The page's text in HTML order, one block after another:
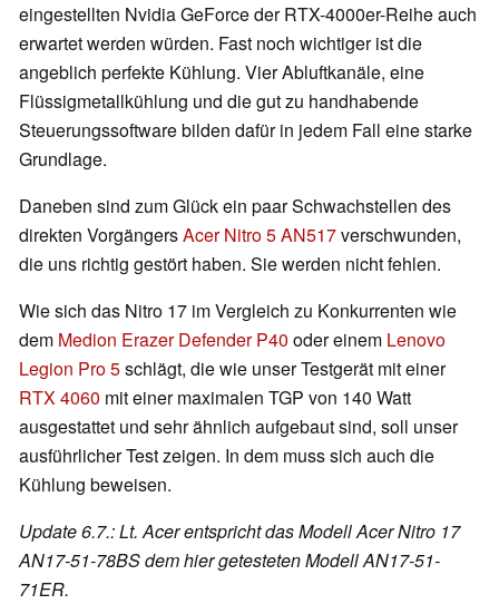
eingestellten Nvidia GeForce der RTX-4000er-Reihe auch
erwartet werden würden. Fast noch wichtiger ist die
angeblich perfekte Kühlung. Vier Abluftkanäle, eine
Flüssigmetallkühlung und die gut zu handhabende
Steuerungssoftware bilden dafür in jedem Fall eine starke
Grundlage.
Daneben sind zum Glück ein paar Schwachstellen des
direkten VorgängersAcer Nitro 5 AN517verschwunden,
die uns richtig gestört haben. Sie werden nicht fehlen.
Wie sich das Nitro 17 im Vergleich zu Konkurrenten wie
dem Medion Erazer Defender P40 oder einem Lenovo
Legion Pro 5schlägt, die wie unser Testgerät mit einer
RTX 4060 mit einer maximalen TGP von 140 Watt
ausgestattet und sehr ähnlich aufgebaut sind, soll unser
ausführlicher Test zeigen. In dem muss sich auch die
Kühlung beweisen.
Update 6.7.: Lt. Acer entspricht das Modell Acer Nitro 17
AN17-51-78BS dem hier getesteten Modell AN17-51-
71ER.